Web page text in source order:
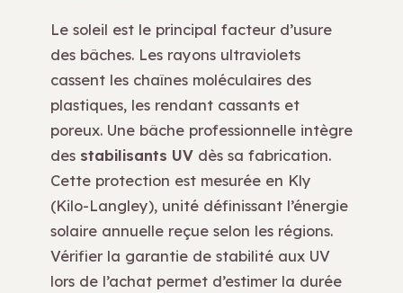
Le soleil est le principal facteur d’usure
des bâches. Les rayons ultraviolets
cassent les chaînes moléculaires des
plastiques, les rendant cassants et
poreux. Une bâche professionnelle intègre
des stabilisants UV dès sa fabrication.
Cette protection est mesurée en Kly
(Kilo-Langley), unité définissant l’énergie
solaire annuelle reçue selon les régions.
Vérifier la garantie de stabilité aux UV
lors de l’achat permet d’estimer la durée